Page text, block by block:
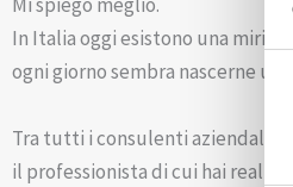
In Italia oggi esistono una
ogni giorno sembra nascerne una
Tra tutti i consulenti aziendali,
il professionista di cui hai